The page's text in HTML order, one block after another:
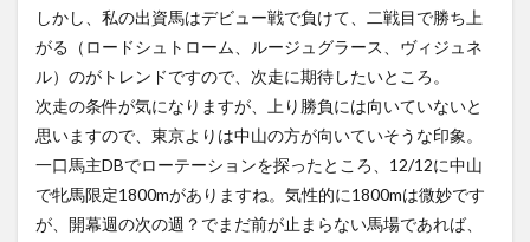
しかし、私の出資馬はデビュー戦で負けて、二戦目で勝ち上
がる（ロードシュトローム、ルージュグラース、ヴィジュネ
ル）のがトレンドですので、次走に期待したいところ。
次走の条件が気になりますが、上り勝負には向いていないと
思いますので、東京よりは中山の方が向いていそうな印象。
一口馬主DBでローテーションを探ったところ、12/12に中山
で牝馬限定1800mがありますね。気性的に1800mは微妙です
が、開幕週の次の週？でまだ前が止まらない馬場であれば、